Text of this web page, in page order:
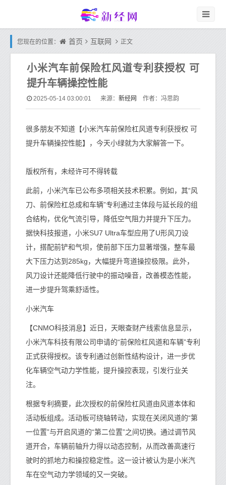
您现在的位置： 首页 互联网 正文
小米汽车前保险杠风道专利获授权 可
提升车辆操控性能
2025-05-14 03:00:01 来源： 新经网 作者：冯思韵
很多朋友不知道【小米汽车前保险杠风道专利获授权 可
提升车辆操控性能】，今天小绿就为大家解答一下。
版权所有，未经许可不得转载
此前，小米汽车已公布多项相关技术积累。例如，其“风
刀、前保险杠总成和车辆”专利通过主体段与延长段的组
合结构，优化气流引导，降低空气阻力并提升下压力。
据快科技报道，小米SU7 Ultra车型应用了U形风刀设
计，搭配前铲和气坝，使前部下压力显著增强，整车最
大下压力达到285kg，大幅提升弯道操控极限。此外，
风刀设计还能降低行驶中的振动噪音，改善模态性能，
进一步提升驾乘舒适性。
小米汽车
【CNMO科技消息】近日，天眼查财产线索信息显示，
小米汽车科技有限公司申请的“前保险杠风道和车辆”专利
正式获得授权。该专利通过创新性结构设计，进一步优
化车辆空气动力学性能，提升操控表现，引发行业关
注。
根据专利摘要，此次授权的前保险杠风道由风道本体和
活动板组成。活动板可绕轴转动，实现在关闭风道的“第
一位置”与开启风道的“第二位置”之间切换。通过调节风
道开合，车辆前轴升力得以动态控制，从而改善高速行
驶时的抓地力和操控稳定性。这一设计被认为是小米汽
车在空气动力学领域的又一突破。